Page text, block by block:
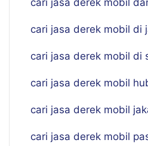
cari jasa derek mobil
cari jasa derek mobil di
cari jasa derek mobil di
cari jasa derek mobil
cari jasa derek mobil
cari jasa derek mobil